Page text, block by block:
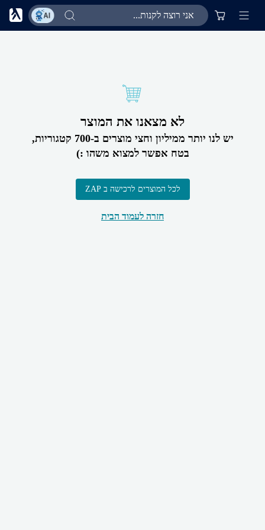
לא מצאנו את המוצר
יש לנו יותר ממיליון וחצי מוצרים ב-700 קטגוריות,
בטח אפשר למצוא משהו :)
לכל המוצרים לרכישה ב ZAP
חזרה לעמוד הבית